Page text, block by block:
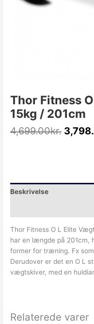
Thor Fitness
15kg / 201cm
4,699.00kr.
Beskrivelse
Thor Fitness O L Elite
har en længde på 201cm,
former for træning. Fx
Derudover er det en O L
vægtskiver, med en
Relaterede varer